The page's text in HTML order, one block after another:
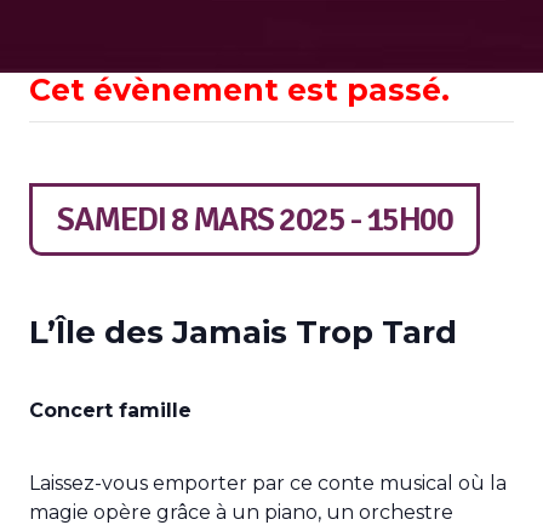
Cet évènement est passé.
SAMEDI 8 MARS 2025 - 15H00
L’Île des Jamais Trop Tard
Concert famille
Laissez-vous emporter par ce conte musical où la
magie opère grâce à un piano, un orchestre